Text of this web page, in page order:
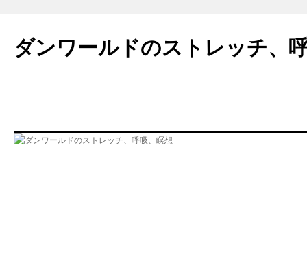
ダンワールドのストレッチ、